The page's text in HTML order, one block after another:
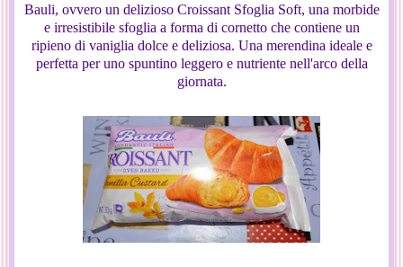
Bauli, ovvero un delizioso Croissant Sfoglia Soft, una morbide
e irresistibile sfoglia a forma di cornetto che contiene un
ripieno di vaniglia dolce e deliziosa. Una merendina ideale e
perfetta per uno spuntino leggero e nutriente nell'arco della
giornata.